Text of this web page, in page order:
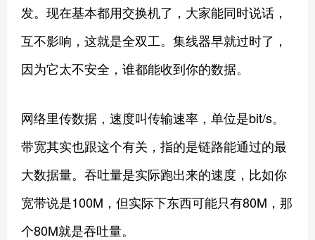
发。现在基本都用交换机了，大家能同时说话，
互不影响，这就是全双工。集线器早就过时了，
因为它太不安全，谁都能收到你的数据。
网络里传数据，速度叫传输速率，单位是bit/s。
带宽其实也跟这个有关，指的是链路能通过的最
大数据量。吞吐量是实际跑出来的速度，比如你
宽带说是100M，但实际下东西可能只有80M，那
个80M就是吞吐量。